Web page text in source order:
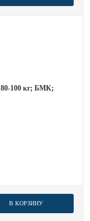
100 кг; БМК;
В КОРЗИНУ